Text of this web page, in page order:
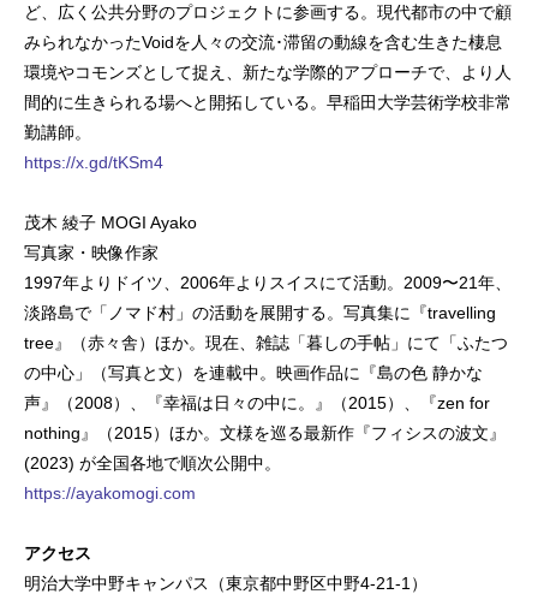
ど、広く公共分野のプロジェクトに参画する。現代都市の中で顧
みられなかったVoidを人々の交流･滞留の動線を含む生きた棲息
環境やコモンズとして捉え、新たな学際的アプローチで、より人
間的に生きられる場へと開拓している。早稲田大学芸術学校非常
勤講師。
https://x.gd/tKSm4
茂木 綾子 MOGI Ayako
写真家・映像作家
1997年よりドイツ、2006年よりスイスにて活動。2009〜21年、
淡路島で「ノマド村」の活動を展開する。写真集に『travelling
tree』（赤々舎）ほか。現在、雑誌「暮しの手帖」にて「ふたつ
の中心」（写真と文）を連載中。映画作品に『島の色 静かな
声』（2008）、『幸福は日々の中に。』（2015）、『zen for
nothing』（2015）ほか。文様を巡る最新作『フィシスの波文』
(2023) が全国各地で順次公開中。
https://ayakomogi.com
アクセス
明治大学中野キャンパス（東京都中野区中野4-21-1）